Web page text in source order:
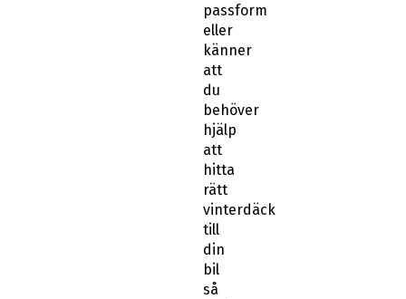
passform
eller
känner
att
du
behöver
hjälp
att
hitta
rätt
vinterdäck
till
din
bil
så